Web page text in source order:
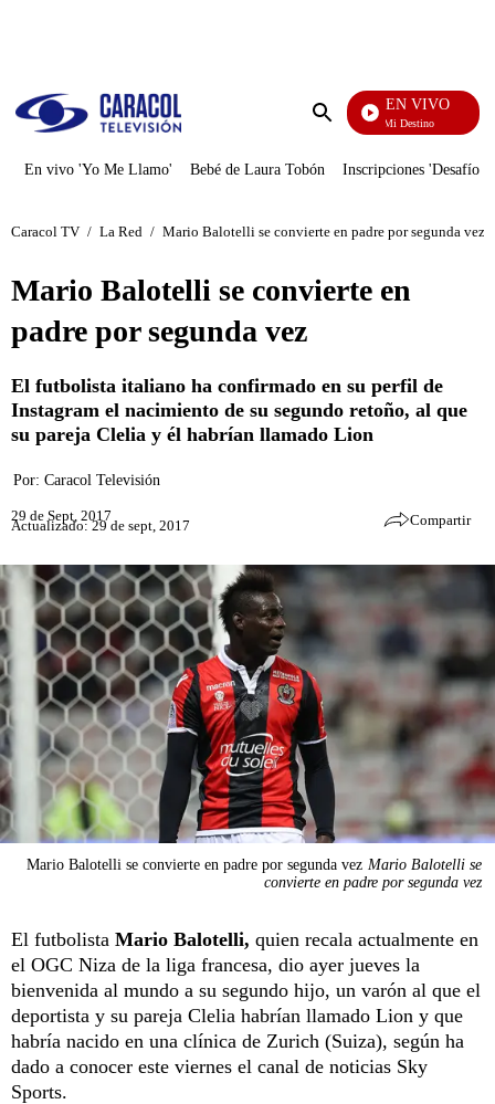
Enviar
EN VIVO
El Juego De Mi Destino
En vivo 'Yo Me Llamo' Bebé de Laura Tobón Inscripciones 'Desafío'
Caracol TV / La Red / Mario Balotelli se convierte en padre por segunda vez
Mario Balotelli se convierte en
padre por segunda vez
El futbolista italiano ha confirmado en su perfil de
Instagram el nacimiento de su segundo retoño, al que
su pareja Clelia y él habrían llamado Lion
Por: Caracol Televisión
29 de Sept, 2017
Actualizado: 29 de sept, 2017 Compartir
Mario Balotelli se convierte en padre por segunda vez Mario Balotelli se
convierte en padre por segunda vez
El futbolista Mario Balotelli, quien recala actualmente en
el OGC Niza de la liga francesa, dio ayer jueves la
bienvenida al mundo a su segundo hijo, un varón al que el
deportista y su pareja Clelia habrían llamado Lion y que
habría nacido en una clínica de Zurich (Suiza), según ha
dado a conocer este viernes el canal de noticias Sky
Sports.